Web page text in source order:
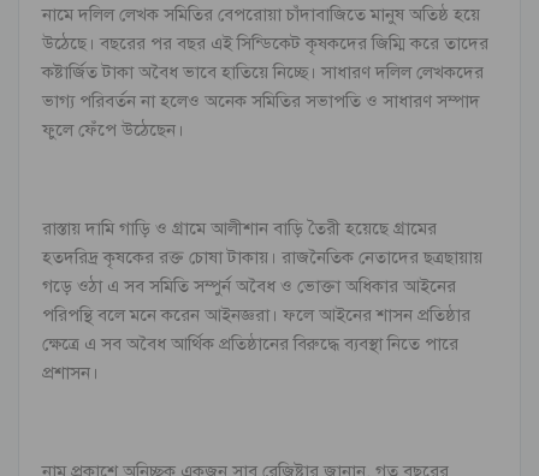
নামে দলিল লেখক সমিতির বেপরোয়া চাঁদাবাজিতে মানুষ অতিষ্ঠ হয়ে
উঠেছে। বছরের পর বছর এই সিন্ডিকেট কৃষকদের জিম্মি করে তাদের
কষ্টার্জিত টাকা অবৈধ ভাবে হাতিয়ে নিচ্ছে। সাধারণ দলিল লেখকদের
ভাগ্য পরিবর্তন না হলেও অনেক সমিতির সভাপতি ও সাধারণ সম্পাদ
ফুলে ফেঁপে উঠেছেন।
রাস্তায় দামি গাড়ি ও গ্রামে আলীশান বাড়ি তৈরী হয়েছে গ্রামের
হতদরিদ্র কৃষকের রক্ত চোষা টাকায়। রাজনৈতিক নেতাদের ছত্রছায়ায়
গড়ে ওঠা এ সব সমিতি সম্পুর্ন অবৈধ ও ভোক্তা অধিকার আইনের
পরিপন্থি বলে মনে করেন আইনজ্ঞরা। ফলে আইনের শাসন প্রতিষ্ঠার
ক্ষেত্রে এ সব অবৈধ আর্থিক প্রতিষ্ঠানের বিরুদ্ধে ব্যবস্থা নিতে পারে
প্রশাসন।
নাম প্রকাশে অনিচ্ছুক একজন সাব রেজিষ্টার জানান, গত বছরের